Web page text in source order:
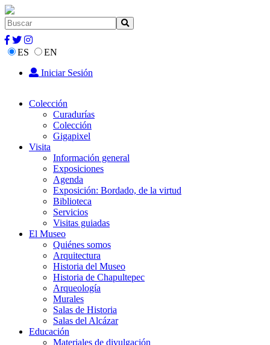
ES
EN
Iniciar Sesión
Colección
Curadurías
Colección
Gigapixel
Visita
Información general
Exposiciones
Agenda
Exposición: Bordado, de la virtud
Biblioteca
Servicios
Visitas guiadas
El Museo
Quiénes somos
Arquitectura
Historia del Museo
Historia de Chapultepec
Arqueología
Murales
Salas de Historia
Salas del Alcázar
Educación
Materiales de divulgación